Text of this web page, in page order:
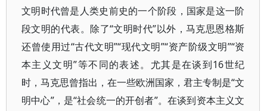
文明时代曾是人类史前史的一个阶段，国家是这一阶
段文明的代表。除了“文明时代”以外，马克思恩格斯
还曾使用过“古代文明”“现代文明”“资产阶级文明”“资
本主义文明”等不同的表述。尤其是在谈到16世纪
时，马克思曾指出，在一些欧洲国家，君主专制是“文
明中心”，是“社会统一的开创者”。在谈到资本主义文